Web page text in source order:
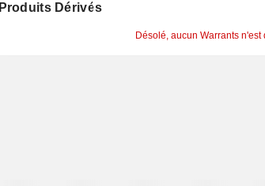
Produits Dérivés
Désolé, aucun Warrants n'est